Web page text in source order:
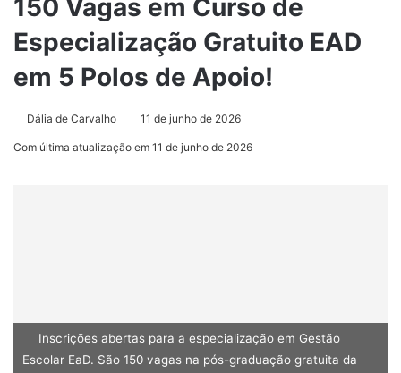
150 Vagas em Curso de
Especialização Gratuito EAD
em 5 Polos de Apoio!
Dália de Carvalho 11 de junho de 2026
Com última atualização em 11 de junho de 2026
Inscrições abertas para a especialização em Gestão
Escolar EaD. São 150 vagas na pós-graduação gratuita da